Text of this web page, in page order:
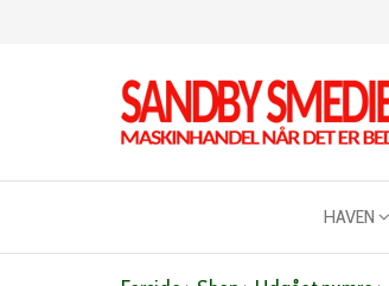
HAVEN